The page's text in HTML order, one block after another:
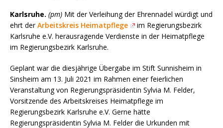
Karlsruhe. (pm) Mit der Verleihung der Ehrennadel würdigt und
ehrt derArbeitskreis Heimatpflege
im Regierungsbezirk
Karlsruhe e.V. herausragende Verdienste in der Heimatpflege
im Regierungsbezirk Karlsruhe.
Geplant war die diesjährige Übergabe im Stift Sunnisheim in
Sinsheim am 13. Juli 2021 im Rahmen einer feierlichen
Veranstaltung von Regierungspräsidentin Sylvia M. Felder,
Vorsitzende des Arbeitskreises Heimatpflege im
Regierungsbezirk Karlsruhe e.V. Gerne hätte
Regierungspräsidentin Sylvia M. Felder die Urkunden mit